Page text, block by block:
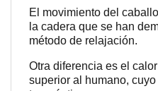
El movimiento del
la cadera que se han
método de relajación.
Otra diferencia es el
superior al humano,